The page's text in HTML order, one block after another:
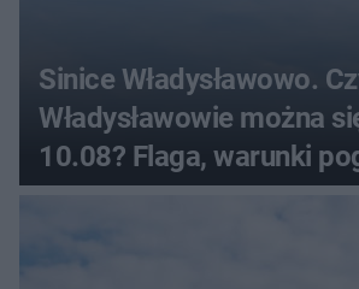
Sinice Władysławowo.
Władysławowie można
10.08? Flaga, warunki